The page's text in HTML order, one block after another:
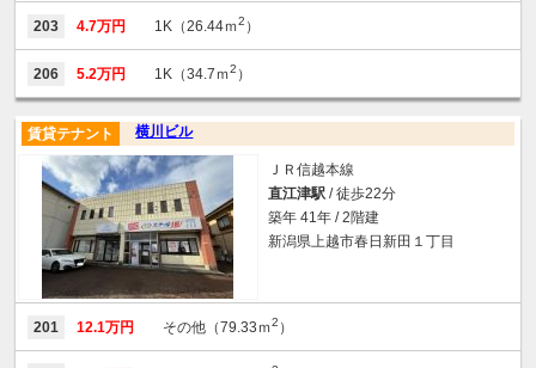
203 4.7万円 1K（26.44ｍ2 ）
206 5.2万円 1K（34.7ｍ2 ）
横川ビル
賃貸テナント
ＪＲ信越本線
直江津駅 / 徒歩22分
築年 41年 / 2階建
新潟県上越市春日新田１丁目
201 12.1万円 その他（79.33ｍ2 ）